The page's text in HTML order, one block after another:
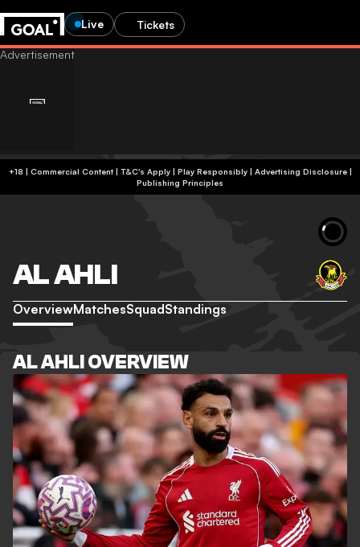
Live Tickets
+18 | Commercial Content | T&C's Apply | Play Responsibly| Advertising Disclosure|
Publishing Principles
AL AHLI
OverviewMatchesSquadStandings
AL AHLI OVERVIEW